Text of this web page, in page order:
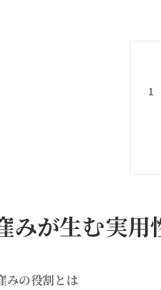
みが生む実用
みの役割とは